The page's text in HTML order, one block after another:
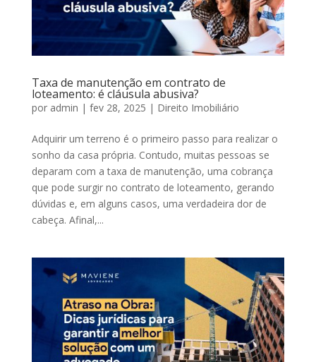
Taxa de manutenção em contrato de
loteamento: é cláusula abusiva?
por admin | fev 28, 2025 | Direito Imobiliário
Adquirir um terreno é o primeiro passo para realizar o
sonho da casa própria. Contudo, muitas pessoas se
deparam com a taxa de manutenção, uma cobrança
que pode surgir no contrato de loteamento, gerando
dúvidas e, em alguns casos, uma verdadeira dor de
cabeça. Afinal,...